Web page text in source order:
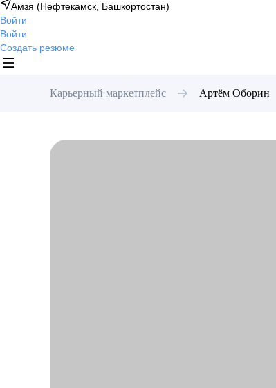
Амзя (Нефтекамск, Башкортостан)
Войти
Войти
Создать резюме
Карьерный маркетплейс Артём Оборин